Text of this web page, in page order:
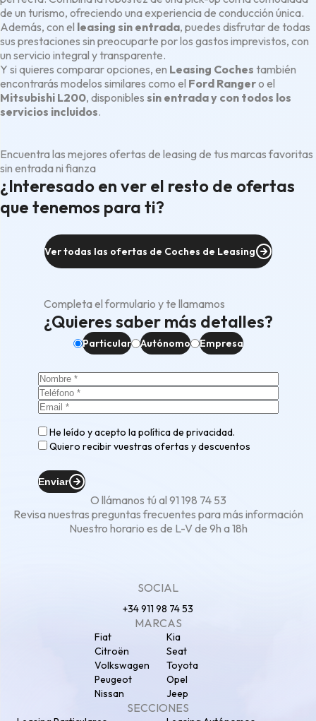
de un turismo, ofreciendo una experiencia de conducción única.
Además, con el leasing sin entrada, puedes disfrutar de todas
sus prestaciones sin preocuparte por los gastos imprevistos, con
un servicio integral y transparente.
Y si quieres comparar opciones, en Leasing Coches también
encontrarás modelos similares como el Ford Rangero el
Mitsubishi L200, disponibles sin entrada y con todos los
servicios incluidos.
Encuentra las mejores ofertas de leasing de tus marcas favoritas
sin entrada ni fianza
¿Interesado en ver el resto de ofertas
que tenemos para ti?
Ver todas las ofertas de Coches de Leasing
Completa el formulario y te llamamos
¿Quieres saber más detalles?
Particular Autónomo Empresa
He leído y acepto lapolítica de privacidad.
Quiero recibir vuestras ofertas y descuentos
Enviar
O llámanos tú al 91 198 74 53
Revisa nuestras preguntas frecuentes para más información
Nuestro horario es de L-V de 9h a 18h
SOCIAL
+34 911 98 74 53
MARCAS
Fiat
Kia
Citroën
Seat
Volkswagen
Toyota
Peugeot
Opel
Nissan
Jeep
SECCIONES